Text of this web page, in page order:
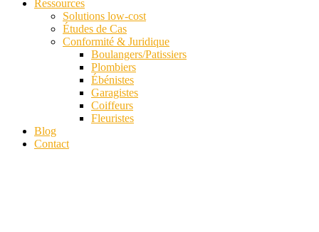
Ressources
Solutions low-cost
Études de Cas
Conformité & Juridique
Boulangers/Patissiers
Plombiers
Ébénistes
Garagistes
Coiffeurs
Fleuristes
Blog
Contact